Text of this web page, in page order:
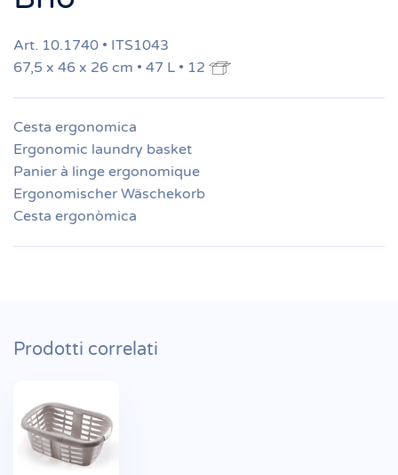
Art. 10.1740 • ITS1043
67,5 x 46 x 26 cm • 47 L • 12
Cesta ergonomica
Ergonomic laundry basket
Panier à linge ergonomique
Ergonomischer Wäschekorb
Cesta ergonòmica
Prodotti correlati